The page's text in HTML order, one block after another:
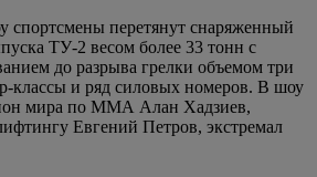
спортсмены перетянут снаряженный
ТУ-2 весом более 33 тонн с
до разрыва грелки объемом три
классы и ряд силовых номеров. В шоу
мира по ММА Алан Хадзиев,
Евгений Петров, экстремал